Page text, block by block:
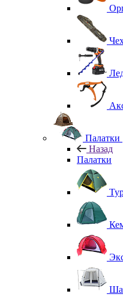
Палатки
Назад
Палатки